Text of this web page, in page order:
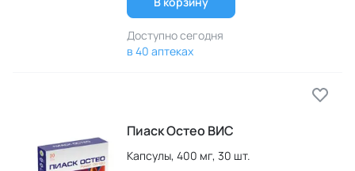
Доступно сегодня
в 40 аптеках
Пиаск Остео ВИС
Капсулы, 400 мг, 30 шт.